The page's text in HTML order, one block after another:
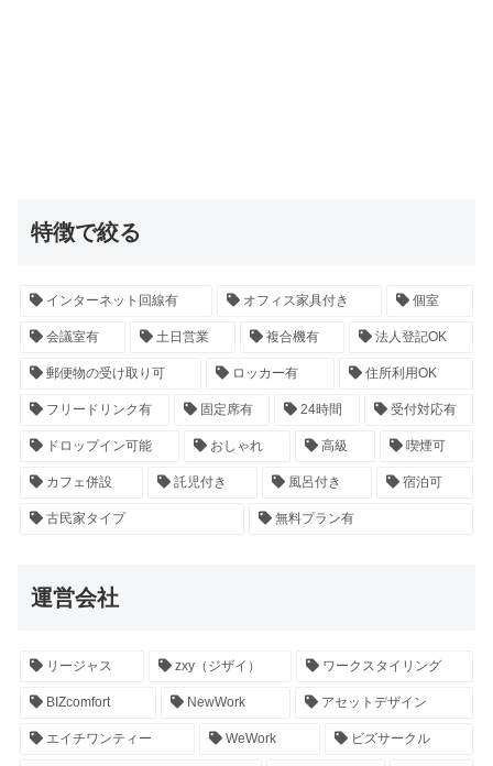
特徴で絞る
インターネット回線有 オフィス家具付き 個室
会議室有 土日営業 複合機有 法人登記OK
郵便物の受け取り可 ロッカー有 住所利用OK
フリードリンク有 固定席有 24時間 受付対応有
ドロップイン可能 おしゃれ 高級 喫煙可
カフェ併設 託児付き 風呂付き 宿泊可
古民家タイプ 無料プラン有
運営会社
リージャス zxy（ジザイ） ワークスタイリング
BIZcomfort NewWork アセットデザイン
エイチワンティー WeWork ビズサークル